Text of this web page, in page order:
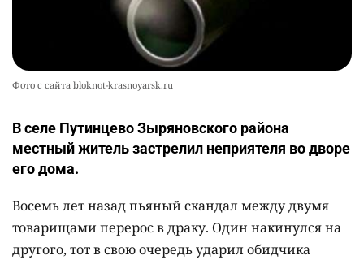
Фото с сайта bloknot-krasnoyarsk.ru
В селе Путинцево Зыряновского района
местный житель застрелил неприятеля во дворе
его дома.
Восемь лет назад пьяный скандал между двумя
товарищами перерос в драку. Один накинулся на
другого, тот в свою очередь ударил обидчика